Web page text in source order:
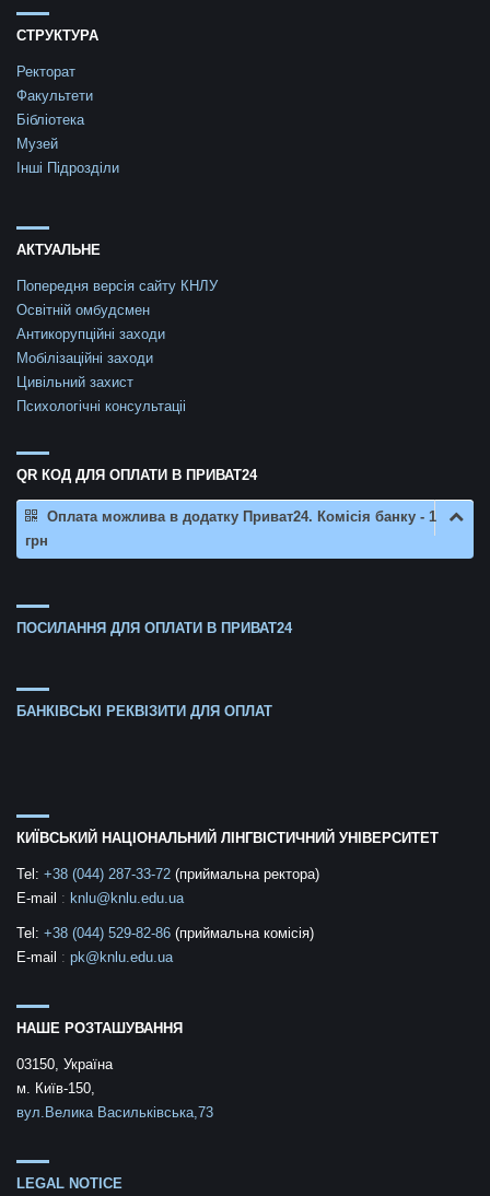
СТРУКТУРА
Ректорат
Факультети
Бібліотека
Музей
Інші Підрозділи
АКТУАЛЬНЕ
Попередня версія сайту КНЛУ
Освітній омбудсмен
Антикорупційні заходи
Мобілізаційні заходи
Цивільний захист
Психологічні консультаціі
QR КОД ДЛЯ ОПЛАТИ В ПРИВАТ24
Оплата можлива в додатку Приват24. Комісія банку - 1
грн
ПОСИЛАННЯ ДЛЯ ОПЛАТИ В ПРИВАТ24
БАНКІВСЬКІ РЕКВІЗИТИ ДЛЯ ОПЛАТ
КИЇВСЬКИЙ НАЦІОНАЛЬНИЙ ЛІНГВІСТИЧНИЙ УНІВЕРСИТЕТ
Tel: +38 (044) 287-33-72 (приймальна ректора)
E-mail : knlu@knlu.edu.ua
Tel: +38 (044) 529-82-86 (приймальна комісія)
E-mail : pk@knlu.edu.ua
НАШЕ РОЗТАШУВАННЯ
03150, Україна
м. Київ-150,
вул.Велика Васильківська,73
LEGAL NOTICE